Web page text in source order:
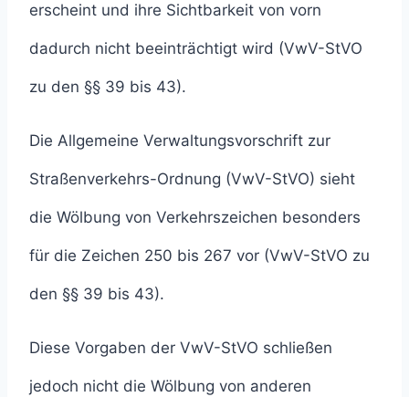
erscheint und ihre Sichtbarkeit von vorn
dadurch nicht beeinträchtigt wird (VwV-StVO
zu den §§ 39 bis 43).
Die Allgemeine Verwaltungsvorschrift zur
Straßenverkehrs-Ordnung (VwV-StVO) sieht
die Wölbung von Verkehrszeichen besonders
für die Zeichen 250 bis 267 vor (VwV-StVO zu
den §§ 39 bis 43).
Diese Vorgaben der VwV-StVO schließen
jedoch nicht die Wölbung von anderen